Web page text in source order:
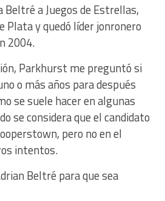
Beltré a Juegos de Estrellas,
Plata y quedó líder jonronero
2004.
Parkhurst me preguntó si
o más años para después
se suele hacer en algunas
se considera que el candidato
pero no en el
intentos.
Beltré para que sea